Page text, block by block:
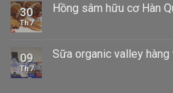
30
Th7
Hồng sâm hữu cơ Hàn
09
Th7
Sữa organic valley hàng